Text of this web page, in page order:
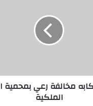
مخالفة رعي بمحمية
الملكية